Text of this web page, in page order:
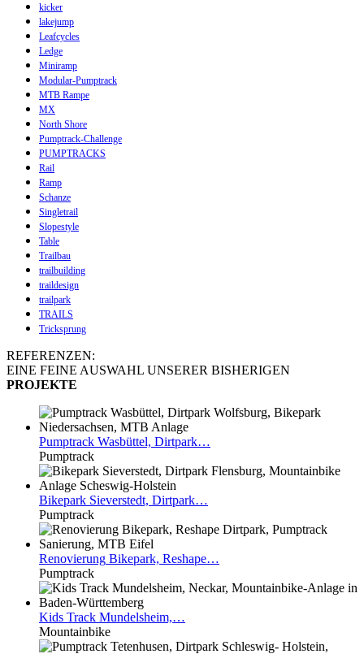
kicker
lakejump
Leafcycles
Ledge
Miniramp
Modular-Pumptrack
MTB Rampe
MX
North Shore
Pumptrack-Challenge
PUMPTRACKS
Rail
Ramp
Schanze
Singletrail
Slopestyle
Table
Trailbau
trailbuilding
traildesign
trailpark
TRAILS
Tricksprung
REFERENZEN:
EINE FEINE AUSWAHL UNSERER BISHERIGEN
PROJEKTE
Pumptrack Wasbüttel, Dirtpark…
Pumptrack
Bikepark Sieverstedt, Dirtpark…
Pumptrack
Renovierung Bikepark, Reshape…
Pumptrack
Kids Track Mundelsheim,…
Mountainbike